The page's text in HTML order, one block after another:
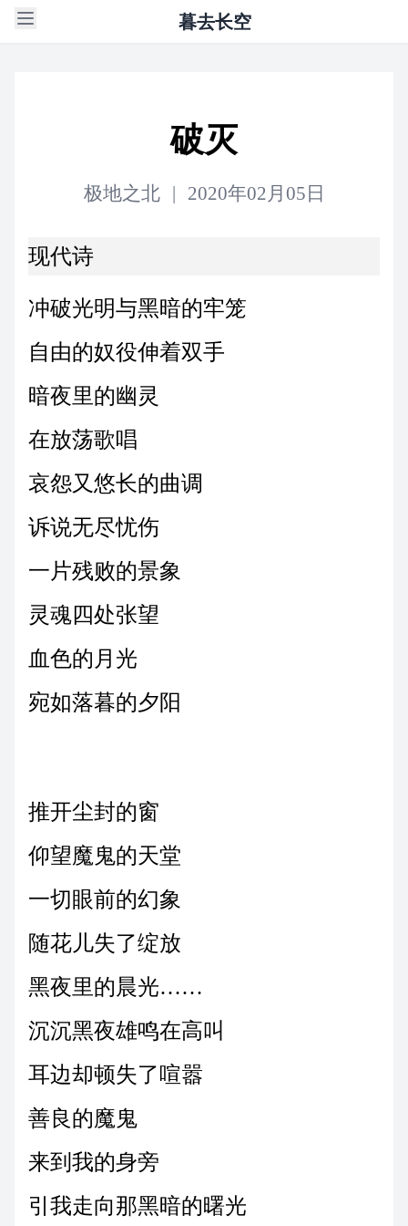
暮去长空
破灭
极地之北 | 2020年02月05日
现代诗
冲破光明与黑暗的牢笼
自由的奴役伸着双手
暗夜里的幽灵
在放荡歌唱
哀怨又悠长的曲调
诉说无尽忧伤
一片残败的景象
灵魂四处张望
血色的月光
宛如落暮的夕阳
推开尘封的窗
仰望魔鬼的天堂
一切眼前的幻象
随花儿失了绽放
黑夜里的晨光……
沉沉黑夜雄鸣在高叫
耳边却顿失了喧嚣
善良的魔鬼
来到我的身旁
引我走向那黑暗的曙光